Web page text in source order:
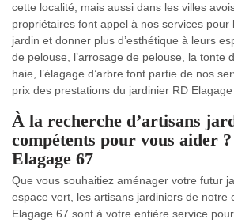
cette localité, mais aussi dans les villes
propriétaires font appel à nos services pour
jardin et donner plus d’esthétique à leurs
de pelouse, l’arrosage de pelouse, la tonte
haie, l’élagage d’arbre font partie de nos
prix des prestations du jardinier RD
À la recherche d’artisans
compétents pour vous aider
Elagage 67
Que vous souhaitiez aménager votre futur
espace vert, les artisans jardiniers de notre
Elagage 67 sont à votre entière service